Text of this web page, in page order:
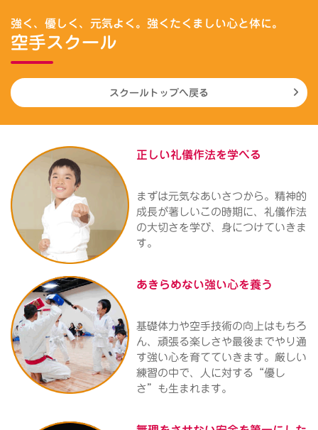
強く、優しく、元気よく。強くたくましい心と体に。
空手スクール
スクールトップへ戻る
正しい礼儀作法を学べる
まずは元気なあいさつから。精神的
成長が著しいこの時期に、礼儀作法
の大切さを学び、身につけていきま
す。
あきらめない強い心を養う
基礎体力や空手技術の向上はもちろ
ん、頑張る楽しさや最後までやり通
す強い心を育てていきます。厳しい
練習の中で、人に対する“優し
さ”も生まれます。